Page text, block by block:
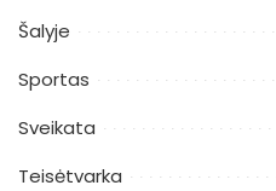
Šalyje
Sportas
Sveikata
Teisėtvarka